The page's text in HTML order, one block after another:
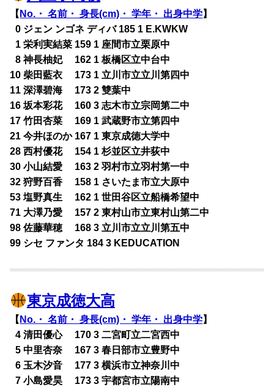
【 No.・ 名前・ 身長(cm)・ 学年・ 出身中学】
00 ジェン ンゴネ ディバ 185 1 E.KWKW
1 栄利実結菜 159 1 座間市立栗原中
08 神長柚妃 162 1 板橋区立中台中
10 柴田藍衣 173 1 立川市立立川第四中
11 深澤碧海 173 2 雙葉中
16 坂本彩花 160 3 志木市立宗岡第二中
17 竹田杏菜 169 1 武蔵野市立第四中
21 今井ほのか 167 1 東京成徳大学中
28 西村優花 154 1 杉並区立井荻中
30 小山結愛 163 2 羽村市立羽村第一中
32 狩野百香 158 1 さいたま市立大原中
53 塩野真生 162 1 世田谷区立船橋希望中
71 大澤乃愛 157 2 東村山市立東村山第二中
98 佐藤華穂 168 3 立川市立立川第五中
99 シセ ファンタ 184 3 KEDUCATION
東京成徳大高
【 No.・ 名前・ 身長(cm)・ 学年・ 出身中学】
04 清田優心 170 3 二宮町立二宮西中
05 中里杏奈 167 3 春日部市立豊野中
06 玉木汐音 177 3 横浜市立神奈川中
07 小島愛昊 173 3 宇都宮市立陽南中